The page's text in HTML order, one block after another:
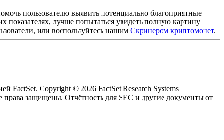
пользователю выявить потенциально благоприятные
показателях, лучше попытаться увидеть полную картину
или воспользуйтесь нашим Скринером криптомонет.
FactSet. Copyright © 2026 FactSet Research Systems
права защищены. Отчётность для SEC и другие документы от